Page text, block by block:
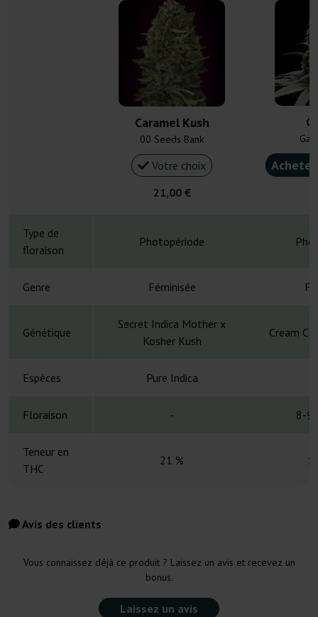
Caramel Kush
00 Seeds Bank
Votre choix
21,00 €
Type de
floraison
Photopériode
Genre Féminisée
Génétique
Secret Indica Mother x
Kosher Kush
Cream
Espèces Pure Indica
Floraison - 8-9
Teneur en
THC
21 %
Avis des clients
Vous connaissez déjà ce produit ? Laissez un avis et recevez un
bonus.
Laissez un avis